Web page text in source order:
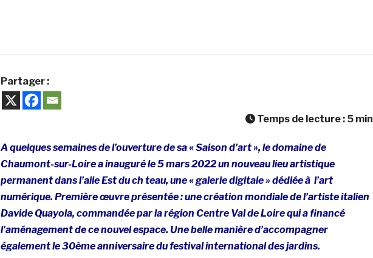
Partager :
Temps de lecture : 5 min
A quelques semaines de l’ouverture de sa « Saison d’art », le domaine de
Chaumont-sur-Loire a inauguré le 5 mars 2022 un nouveau lieu artistique
permanent dans l’aile Est du ch teau, une « galerie digitale » dédiée à l’art
numérique. Première œuvre présentée : une création mondiale de l’artiste italien
Davide Quayola, commandée par la région Centre Val de Loire qui a financé
l’aménagement de ce nouvel espace. Une belle manière d’accompagner
également le 30ème anniversaire du festival international des jardins.